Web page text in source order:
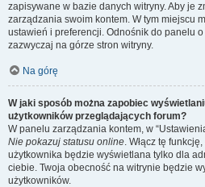
zapisywane w bazie danych witryny. Aby je
zarządzania swoim kontem. W tym miejscu
ustawień i preferencji. Odnośnik do panelu
zazwyczaj na górze stron witryny.
Na górę
W jaki sposób można zapobiec
użytkowników przeglądających forum?
W panelu zarządzania kontem, w
Nie pokazuj statusu online. Włącz tę
użytkownika będzie wyświetlana tylko dla
ciebie. Twoja obecność na witrynie będzie
użytkowników.